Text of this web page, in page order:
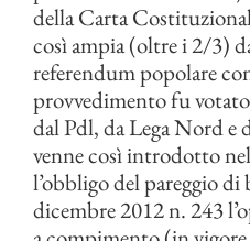
della Carta
così ampia (oltre i 2/3)
referendum popolare
provvedimento fu
dal Pdl, da Lega Nord e
venne così introdotto
l’obbligo del pareggio
dicembre 2012 n. 243